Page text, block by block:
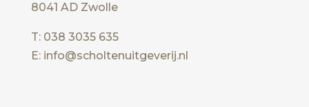
8041 AD Zwolle
T: 038 3035 635
E: info@scholtenuitgeverij.nl